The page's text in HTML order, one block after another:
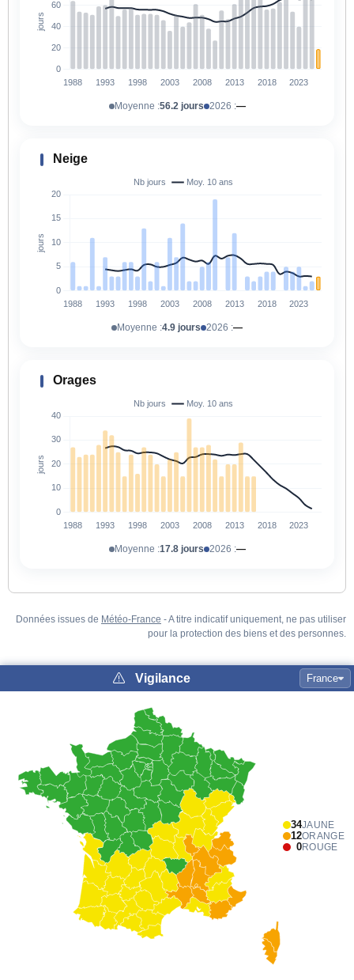
Moyenne :56.2 jours 2026 :—
Neige
Moyenne :4.9 jours 2026 :—
Orages
Moyenne :17.8 jours 2026 :—
Données issues de Météo-France - A titre indicatif uniquement, ne pas utiliser
pour la protection des biens et des personnes.
Vigilance France
34JAUNE
12ORANGE
0ROUGE